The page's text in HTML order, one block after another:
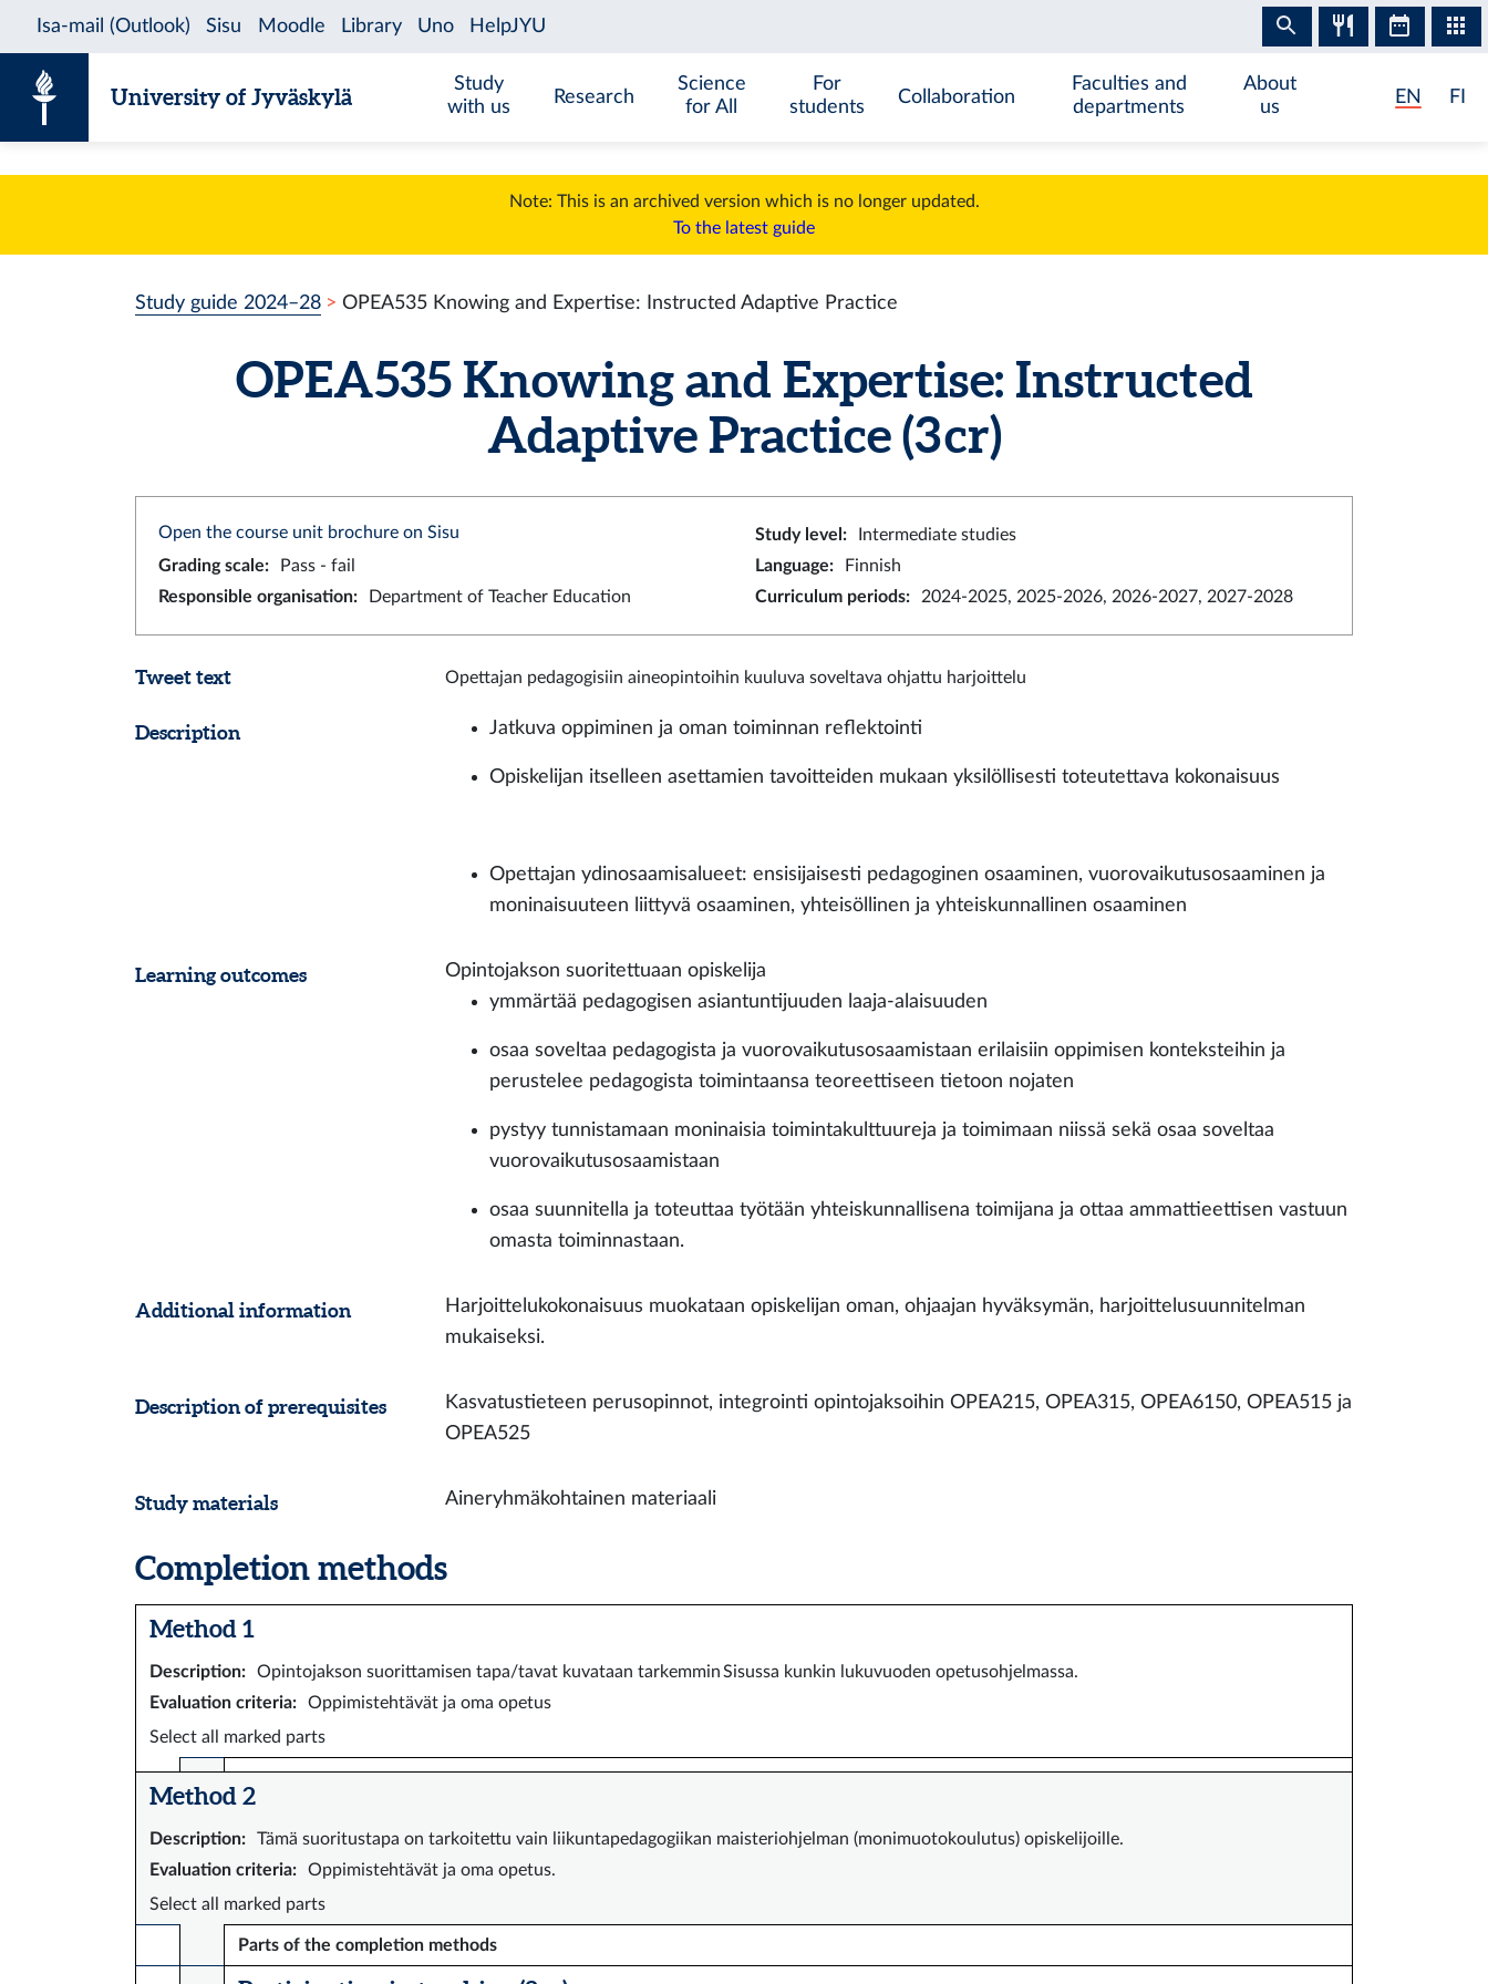
University of Jyväskylä
Study
with us
Research
Science
for All
For
students
Collaboration
Faculties and
departments
About
us
EN FI
Note: This is an archived version which is no longer updated.
To the latest guide
Study guide 2024–28 OPEA535 Knowing and Expertise: Instructed Adaptive Practice
OPEA535 Knowing and Expertise: Instructed
Adaptive Practice (3 cr)
Open the course unit brochure on Sisu Study level :
Intermediate studies
Grading scale: Pass - fail Language:
Finnish
Responsible organisation: Department of Teacher Education Curriculum periods: 2024-2025, 2025-2026, 2026-2027, 2027-2028
Tweet text Opettajan pedagogisiin aineopintoihin kuuluva soveltava ohjattu harjoittelu
Description Jatkuva oppiminen ja oman toiminnan reflektointi
Opiskelijan itselleen asettamien tavoitteiden mukaan yksilöllisesti toteutettava kokonaisuus
Opettajan ydinosaamisalueet: ensisijaisesti pedagoginen osaaminen, vuorovaikutusosaaminen ja
moninaisuuteen liittyvä osaaminen, yhteisöllinen ja yhteiskunnallinen osaaminen
Learning outcomes
Opintojakson suoritettuaan opiskelija
ymmärtää pedagogisen asiantuntijuuden laaja-alaisuuden
osaa soveltaa pedagogista ja vuorovaikutusosaamistaan erilaisiin oppimisen konteksteihin ja
perustelee pedagogista toimintaansa teoreettiseen tietoon nojaten
pystyy tunnistamaan moninaisia toimintakulttuureja ja toimimaan niissä sekä osaa soveltaa
vuorovaikutusosaamistaan
osaa suunnitella ja toteuttaa työtään yhteiskunnallisena toimijana ja ottaa ammattieettisen vastuun
omasta toiminnastaan.
Additional information
Harjoittelukokonaisuus muokataan opiskelijan oman, ohjaajan hyväksymän, harjoittelusuunnitelman
mukaiseksi.
Description of prerequisites
Kasvatustieteen perusopinnot, integrointi opintojaksoihin OPEA215, OPEA315, OPEA6150, OPEA515 ja
OPEA525
Study materials Aineryhmäkohtainen materiaali
Completion methods
Method 1
Description:
Opintojakson suorittamisen tapa/tavat kuvataan tarkemmin Sisussa kunkin lukuvuoden opetusohjelmassa.
Evaluation criteria:
Oppimistehtävät ja oma opetus
Select all marked parts
Method 2
Description:
Tämä suoritustapa on tarkoitettu vain liikuntapedagogiikan maisteriohjelman (monimuotokoulutus) opiskelijoille.
Evaluation criteria:
Oppimistehtävät ja oma opetus.
Select all marked parts
Parts of the completion methods